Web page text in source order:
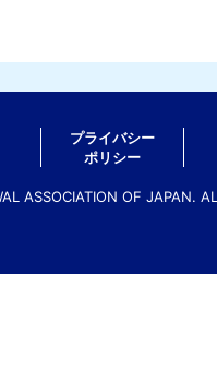
プライバシー
ポリシー
ASSOCIATION OF JAPAN.